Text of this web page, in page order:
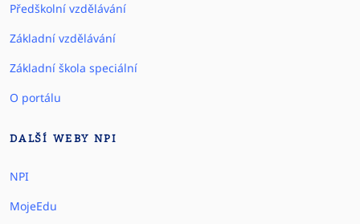
Předškolní vzdělávání
Základní vzdělávání
Základní škola speciální
O portálu
DALŠÍ WEBY NPI
NPI
MojeEdu